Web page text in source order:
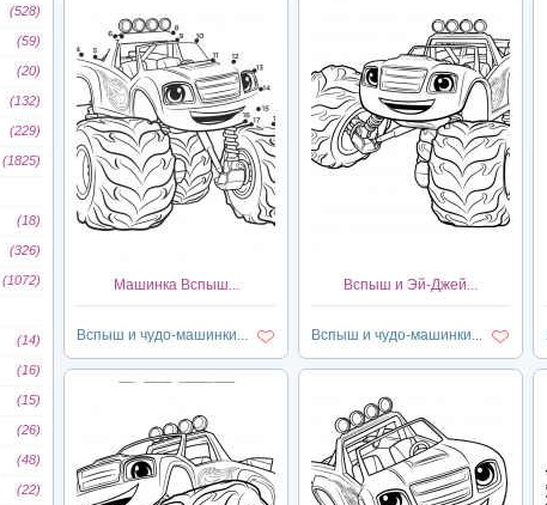
(528)
(59)
(20)
(132)
(229)
(1825)
(18)
(326)
(1072)
(14)
(16)
(15)
(26)
(48)
(22)
Машинка Вспыш...
Вспыш и чудо-машинки...
Вспыш и Эй-Джей...
Вспыш и чудо-машинки...